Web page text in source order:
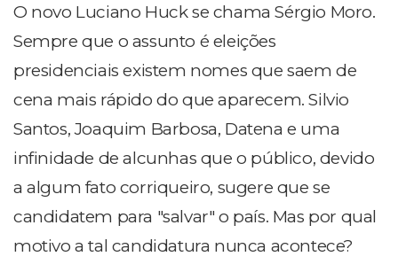
O novo Luciano Huck se chama Sérgio Moro.
Sempre que o assunto é eleições
presidenciais existem nomes que saem de
cena mais rápido do que aparecem. Silvio
Santos, Joaquim Barbosa, Datena e uma
infinidade de alcunhas que o público, devido
a algum fato corriqueiro, sugere que se
candidatem para "salvar" o país. Mas por qual
motivo a tal candidatura nunca acontece?